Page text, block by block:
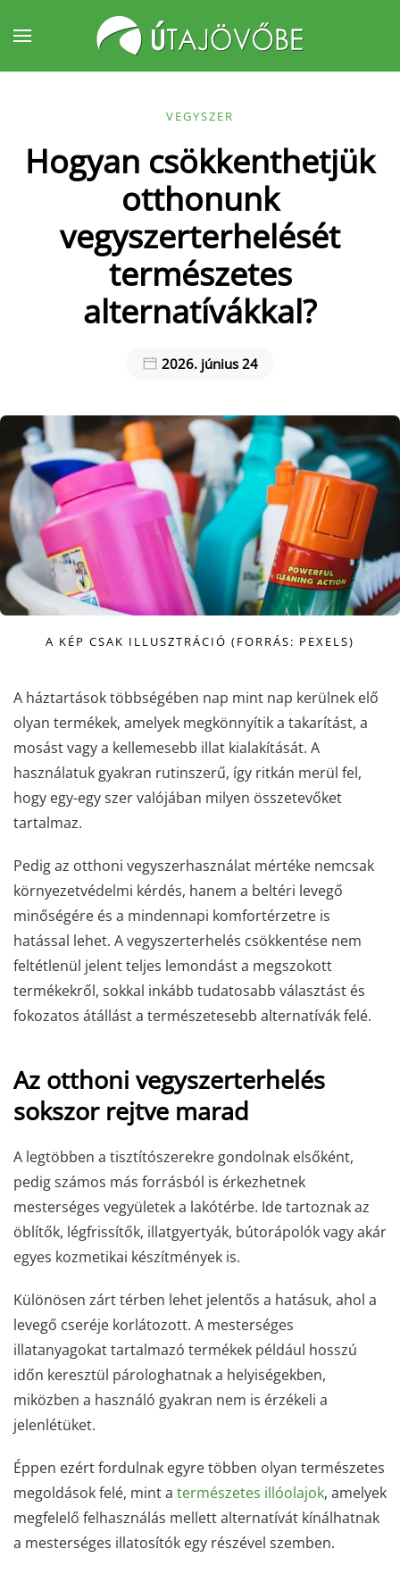
Fő tartalom átugrása
VEGYSZER
Hogyan csökkenthetjük
otthonunk
vegyszerterhelését
természetes
alternatívákkal?
2026. június 24
A KÉP CSAK ILLUSZTRÁCIÓ (FORRÁS: PEXELS)
A háztartások többségében nap mint nap kerülnek elő
olyan termékek, amelyek megkönnyítik a takarítást, a
mosást vagy a kellemesebb illat kialakítását. A
használatuk gyakran rutinszerű, így ritkán merül fel,
hogy egy-egy szer valójában milyen összetevőket
tartalmaz.
Pedig az otthoni vegyszerhasználat mértéke nemcsak
környezetvédelmi kérdés, hanem a beltéri levegő
minőségére és a mindennapi komfortérzetre is
hatással lehet. A vegyszerterhelés csökkentése nem
feltétlenül jelent teljes lemondást a megszokott
termékekről, sokkal inkább tudatosabb választást és
fokozatos átállást a természetesebb alternatívák felé.
Az otthoni vegyszerterhelés
sokszor rejtve marad
A legtöbben a tisztítószerekre gondolnak elsőként,
pedig számos más forrásból is érkezhetnek
mesterséges vegyületek a lakótérbe. Ide tartoznak az
öblítők, légfrissítők, illatgyertyák, bútorápolók vagy akár
egyes kozmetikai készítmények is.
Különösen zárt térben lehet jelentős a hatásuk, ahol a
levegő cseréje korlátozott. A mesterséges
illatanyagokat tartalmazó termékek például hosszú
időn keresztül párologhatnak a helyiségekben,
miközben a használó gyakran nem is érzékeli a
jelenlétüket.
Éppen ezért fordulnak egyre többen olyan természetes
megoldások felé, mint a természetes illóolajok, amelyek
megfelelő felhasználás mellett alternatívát kínálhatnak
a mesterséges illatosítók egy részével szemben.